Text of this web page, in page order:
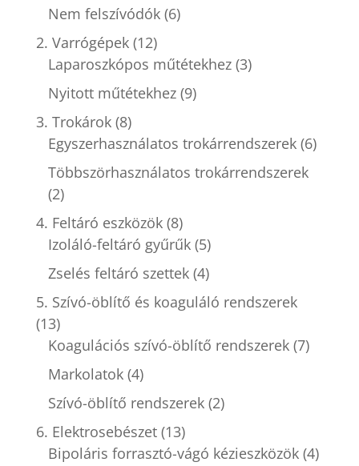
Nem felszívódók (6)
2. Varrógépek (12)
Laparoszkópos műtétekhez (3)
Nyitott műtétekhez (9)
3. Trokárok (8)
Egyszerhasználatos trokárrendszerek (6)
Többszörhasználatos trokárrendszerek
(2)
4. Feltáró eszközök (8)
Izoláló-feltáró gyűrűk (5)
Zselés feltáró szettek (4)
5. Szívó-öblítő és koaguláló rendszerek
(13)
Koagulációs szívó-öblítő rendszerek (7)
Markolatok (4)
Szívó-öblítő rendszerek (2)
6. Elektrosebészet (13)
Bipoláris forrasztó-vágó kézieszközök (4)